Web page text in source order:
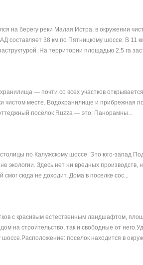
на берегу реки Малая Истра, в окружении
составляет 38 км по Пятницкому шоссе. В 11
На территории площадью 2,5 га
— почти со всех участков
чистом месте. Водохранилище и прибрежная
посёлок Ruzza — это: Панорамны...
по Калужскому шоссе. Это юго-запад
экологии. Здесь нет ни вредных производств,
смог сюда не доходит. Дома в поселке сос...
с красивым естественным ландшафтом,
на строительство, так и свободные от
поселок находится в